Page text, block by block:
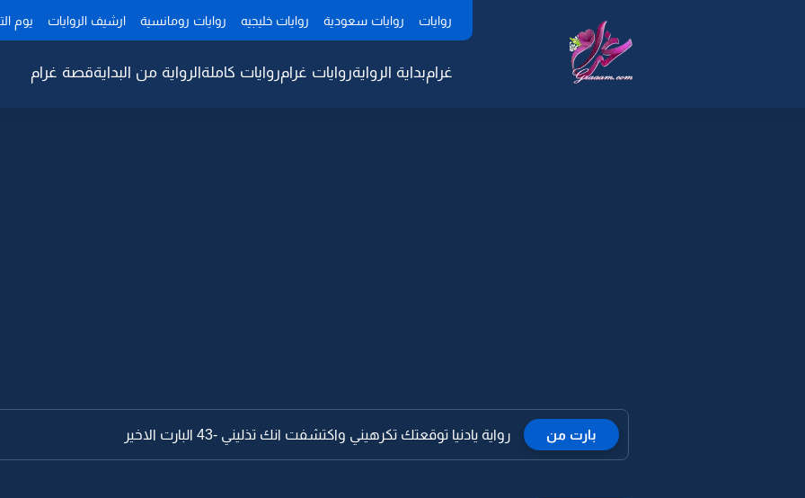
روايات روايات سعودية روايات خليجيه روايات رومانسية ارشيف الروايات يوم
غرامبداية الروايةروايات غرامروايات كاملةالرواية من البدايةقصة غرام
بارت من رواية يادنيا توقعتك تكرهيني واكتشفت انك تذليني -43 البارت الاخير